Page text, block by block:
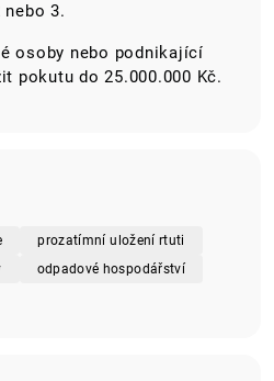
3.
osoby nebo podnikající
pokutu do 25.000.000 Kč.
prozatímní uložení rtuti
odpadové hospodářství